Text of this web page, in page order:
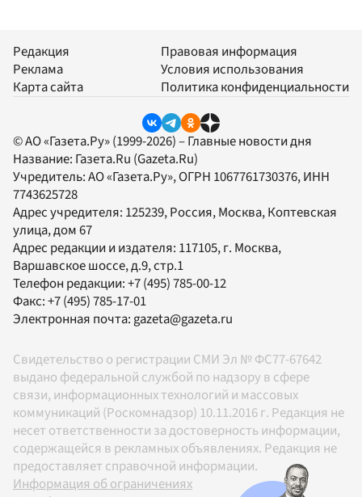
Редакция
Реклама
Карта сайта
Правовая информация
Условия использования
Политика конфиденциальности
© АО «Газета.Ру» (1999-2026) – Главные новости дня
Название: Газета.Ru (Gazeta.Ru)
Учредитель:АО «Газета.Ру», ОГРН 1067761730376, ИНН
7743625728
Адрес учредителя: 125239, Россия, Москва, Коптевская
улица, дом 67
Адрес редакции и издателя: 117105, г. Москва,
Варшавское шоссе, д.9, стр.1
Телефон редакции:+7 (495) 785-00-12
Факс:+7 (495) 785-17-01
Электронная почта: gazeta@gazeta.ru
Свидетельство о регистрации СМИ Эл № ФС77-67642
выдано федеральной службой по надзору в сфере
связи, информационных технологий и массовых
коммуникаций (Роскомнадзор) 10.11.2016 г. Редакция не
несет ответственности за достоверность информации,
содержащейся в рекламных объявлениях. Редакция не
предоставляет справочной информации.
Информация об ограничениях